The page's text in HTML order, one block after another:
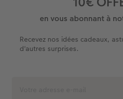
en vous abonnant à
Recevez nos idées cadeaux,
d'autres surprises.